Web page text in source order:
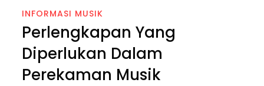
INFORMASI MUSIK
Perlengkapan Yang
Diperlukan Dalam
Perekaman Musik